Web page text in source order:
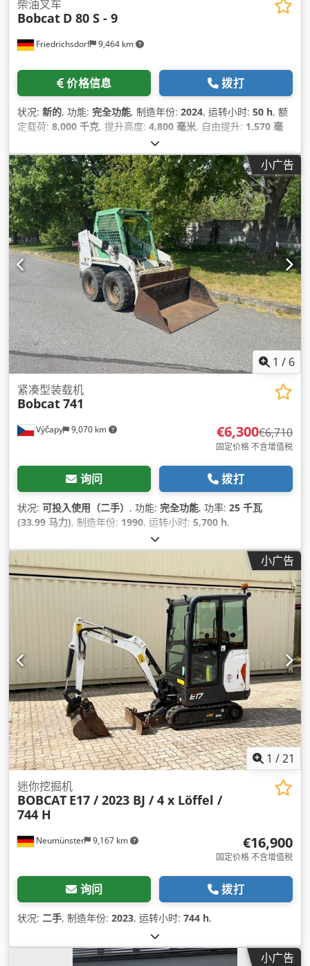
Friedrichsdorf 9,464 km
柴油叉车
Bobcat D 80 S - 9
价格信息 拨打
状况: 新的, 功能: 完全功能, 制造年份: 2024, 运转小时: 50 h, 额
定载荷: 8,000 千克, 提升高度: 4,800 毫米, 自由提升: 1,570 毫
三重式 (triplex)
毫米, 功率:59 千瓦 (80.22 马力), 叉架宽度:2,240 毫米, 叉长:
2,400 毫米, 空载重量:12,406 千克, 驱动类型:Diesel, 小广告
1 / 6
Výčapy 9,070 km
紧凑型装载机
Bobcat741
€6,300€6,710
固定价格 不含增值税
询问 拨打
状况: 可投入使用（二手） , 功能: 完全功能, 功率: 25 千瓦
(33.99 马力), 制造年份: 1990, 运转小时: 5,700 h,
小广告
1 /21
Neumünster 9,167 km
迷你挖掘机
BOBCAT E17 / 2023 BJ / 4 x Löffel /
744 H
€16,900
固定价格 不含增值税
询问 拨打
状况: 二手, 制造年份: 2023, 运转小时: 744 h,
小广告